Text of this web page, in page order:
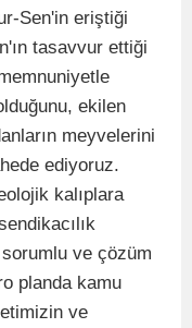
Sen'in eriştiği
tasavvur ettiği
ekilen
meyvelerini
ediyoruz.
kalıplara
ve çözüm
planda kamu
ve